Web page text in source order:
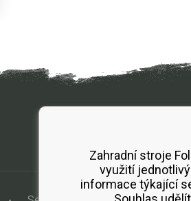
Zahradní stroje
využití
informace týkající